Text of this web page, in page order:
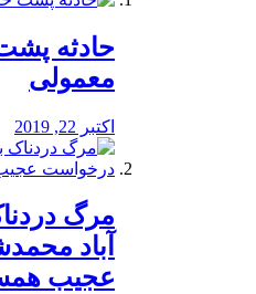
️حادثه
معمولی
اکتبر 22, 2019
مرگ
آباد
عجیب